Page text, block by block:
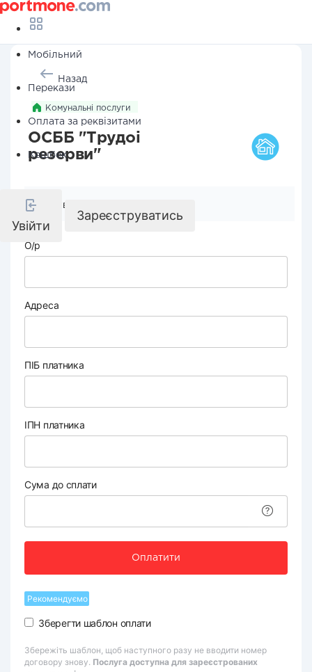
Мобільний
Перекази
Оплата за реквізитами
Кешбек
Увійти
Зареєструватись
Назад
Комунальні послуги
ОСББ "Трудоі
резерви"
Реквізити компанії
О/р
Адреса
ПІБ платника
ІПН платника
Сума до сплати
Оплатити
Рекомендуємо
Зберегти шаблон оплати
Збережіть шаблон, щоб наступного разу не вводити номер
договору знову. Послуга доступна для зареєстрованих